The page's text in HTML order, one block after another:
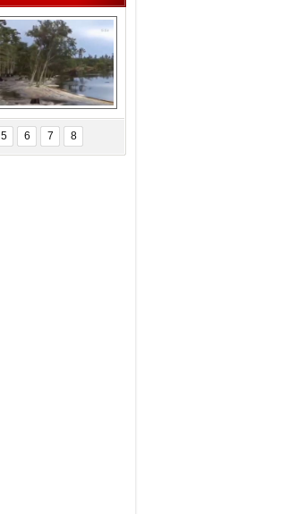
Ağaçlar 5 Saniyede
Kayboldu!
SubhanAllah!
5 6 7 8